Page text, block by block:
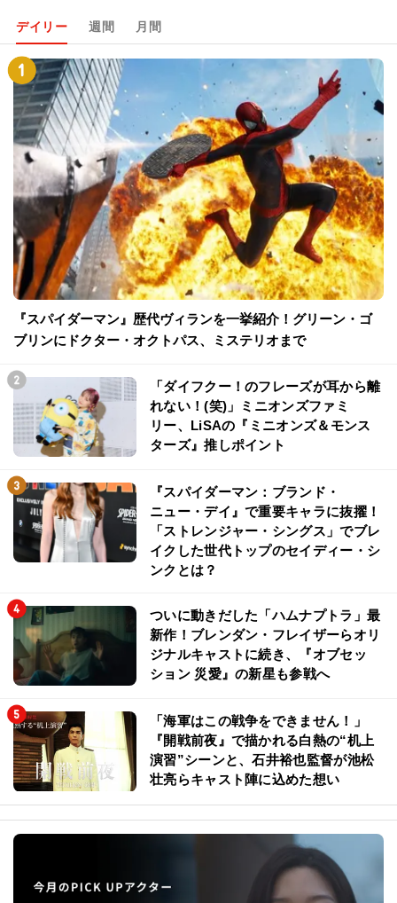
デイリー 週間 月間
『スパイダーマン』歴代ヴィランを一挙紹介！グリーン・ゴ
ブリンにドクター・オクトパス、ミステリオまで
「ダイフクー！のフレーズが耳から離
れない！(笑)」ミニオンズファミ
リー、LiSAの『ミニオンズ＆モンス
ターズ』推しポイント
『スパイダーマン：ブランド・
ニュー・デイ』で重要キャラに抜擢！
「ストレンジャー・シングス」でブレ
イクした世代トップのセイディー・シ
ンクとは？
ついに動きだした「ハムナプトラ」最
新作！ブレンダン・フレイザーらオリ
ジナルキャストに続き、『オブセッ
ション 災愛』の新星も参戦へ
「海軍はこの戦争をできません！」
『開戦前夜』で描かれる白熱の“机上
演習”シーンと、石井裕也監督が池松
壮亮らキャスト陣に込めた想い